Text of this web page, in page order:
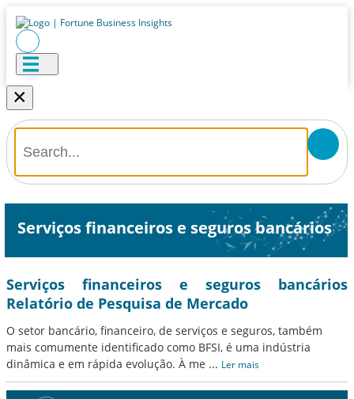
×
Serviços financeiros e seguros bancários
Serviços financeiros e seguros bancários
Relatório de Pesquisa de Mercado
O setor bancário, financeiro, de serviços e seguros, também
mais comumente identificado como BFSI, é uma indústria
dinâmica e em rápida evolução. À me ... Ler mais